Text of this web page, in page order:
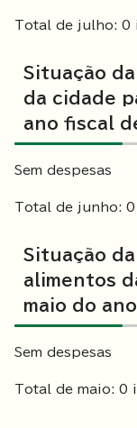
Total de julho: 0
Situação
da cidade
ano fiscal
Sem despesas
Total de junho:
Situação
alimentos
maio do
Sem despesas
Total de maio: 0